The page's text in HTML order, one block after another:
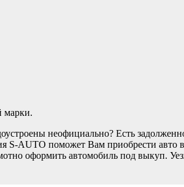
марки.
неофициально? Есть
S-AUTO поможет Вам приобрести авто
оформить автомобиль под выкуп.